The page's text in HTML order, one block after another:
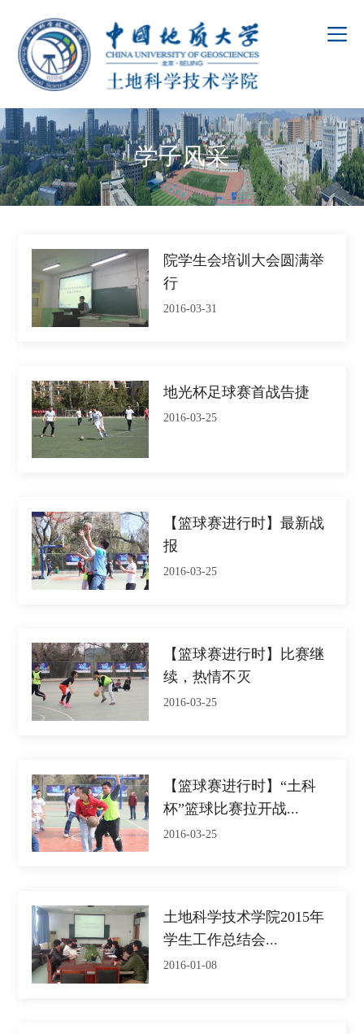
学子风采
院学生会培训大会圆满举
行
2016-03-31
地光杯足球赛首战告捷
2016-03-25
【篮球赛进行时】最新战
报
2016-03-25
【篮球赛进行时】比赛继
续，热情不灭
2016-03-25
【篮球赛进行时】“土科
杯”篮球比赛拉开战...
2016-03-25
土地科学技术学院2015年
学生工作总结会...
2016-01-08